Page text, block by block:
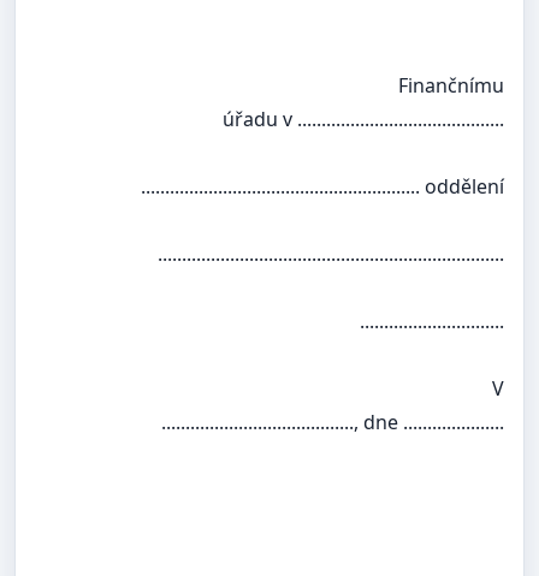
Finančnímu
úřadu v ...........................................
.......................................................... oddělení
........................................................................
..............................
V
........................................, dne .....................